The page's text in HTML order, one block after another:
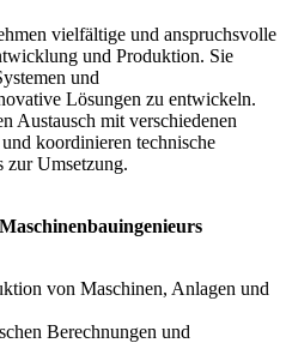
vielfältige und anspruchsvolle
und Produktion. Sie
und
Lösungen zu entwickeln.
Austausch mit verschiedenen
koordinieren technische
zur Umsetzung.
von Maschinen, Anlagen und
Berechnungen und